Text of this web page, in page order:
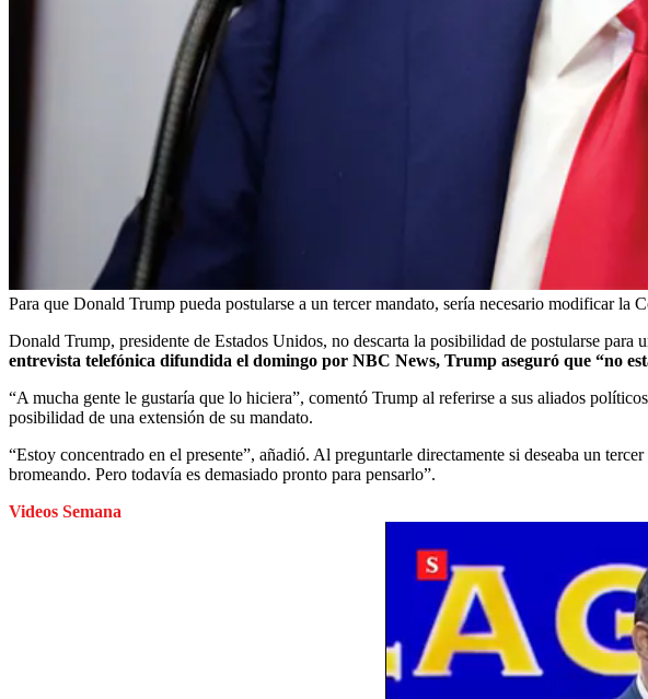
Para que Donald Trump pueda postularse a un tercer mandato, sería necesario modificar la
Donald Trump, presidente de Estados Unidos, no descarta la posibilidad de postularse
entrevista telefónica difundida el domingo por NBC News, Trump aseguró que “no
“A mucha gente le gustaría que lo hiciera”, comentó Trump al referirse a sus aliados
posibilidad de una extensión de su mandato.
“Estoy concentrado en el presente”, añadió. Al preguntarle directamente si deseaba un
bromeando. Pero todavía es demasiado pronto para pensarlo”.
Videos Semana